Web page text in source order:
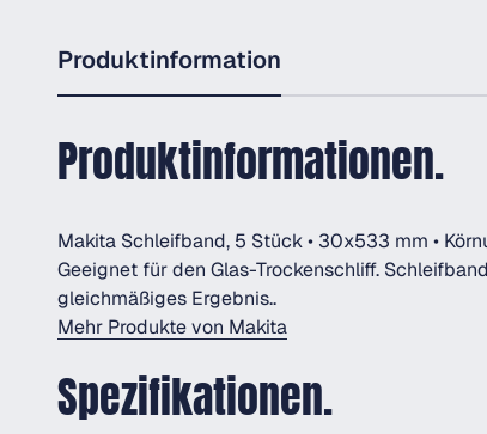
Produktinformation
Produktinformationen.
Makita Schleifband, 5 Stück • 30x533 mm •
Geeignet für den Glas-Trockenschliff.
gleichmäßiges Ergebnis..
Mehr Produkte von Makita
Spezifikationen.